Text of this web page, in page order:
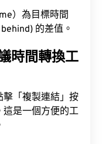
）為目標時間
的差值。
時間轉換工
「複製連結」按
是一個方便的工